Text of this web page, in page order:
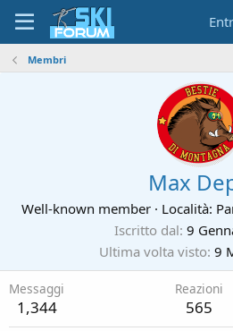
Membri
Max
Well-known member · Località:
Iscritto dal 9
Ultima volta visto 9
Messaggi
1,344
Reazioni
565